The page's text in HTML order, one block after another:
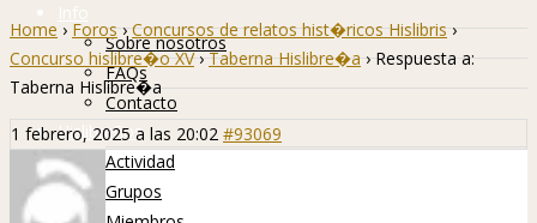
Info
Sobre nosotros
FAQs
Contacto
Hislibreños
Actividad
Grupos
Home › Foros › Concursos de relatos hist�ricos Hislibris ›
Concurso hislibre�o XV › Taberna Hislibre�a › Respuesta a:
Taberna Hislibre�a
1 febrero, 2025 a las 20:02 #93069